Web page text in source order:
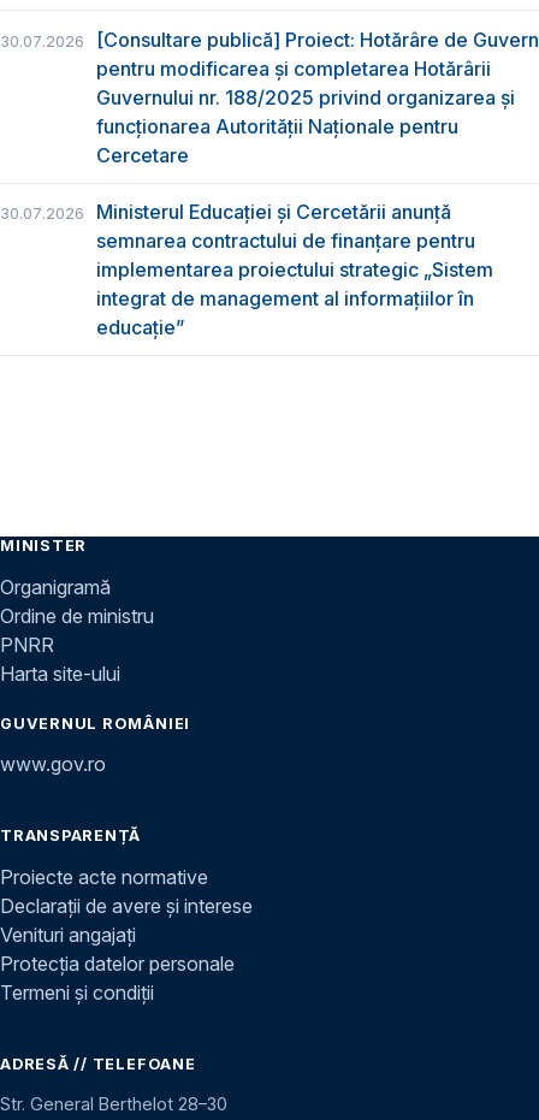
30.07.2026
[Consultare publică] Proiect: Hotărâre de Guvern
pentru modificarea și completarea Hotărârii
Guvernului nr. 188/2025 privind organizarea şi
funcţionarea Autorităţii Naţionale pentru
Cercetare
30.07.2026
Ministerul Educației și Cercetării anunță
semnarea contractului de finanțare pentru
implementarea proiectului strategic „Sistem
integrat de management al informațiilor în
educație”
MINISTER
Organigramă
Ordine de ministru
PNRR
Harta site-ului
GUVERNUL ROMÂNIEI
www.gov.ro
TRANSPARENȚĂ
Proiecte acte normative
Declarații de avere și interese
Venituri angajați
Protecția datelor personale
Termeni și condiții
ADRESĂ // TELEFOANE
Str. General Berthelot 28–30